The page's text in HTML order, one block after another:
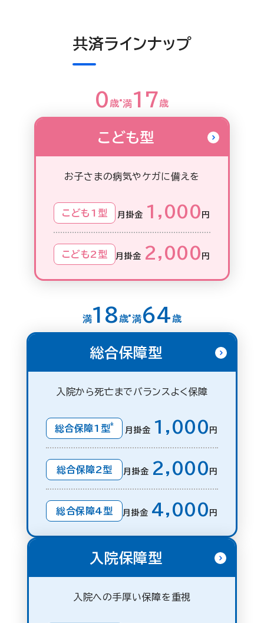
共済ラインナップ
0 歳 満17歳
こども型
お子さまの病気やケガに備えを
こども1型 月掛金 1,000 円
こども2型 月掛金 2,000 円
満18 歳 満64 歳
総合保障型
入院から死亡までバランスよく保障
総合保障1型*
月掛金 1,000 円
総合保障2型 月掛金 2,000 円
総合保障4型 月掛金 4,000 円
入院保障型
入院への手厚い保障を重視